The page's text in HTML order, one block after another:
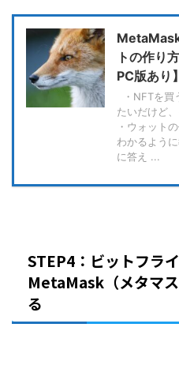
トの作り
PC版あり】
・NFTを買
たいだけど
・ウォット
わかるよう
に答え ...
STEP4：ビットフラ
MetaMask（メタマ
る